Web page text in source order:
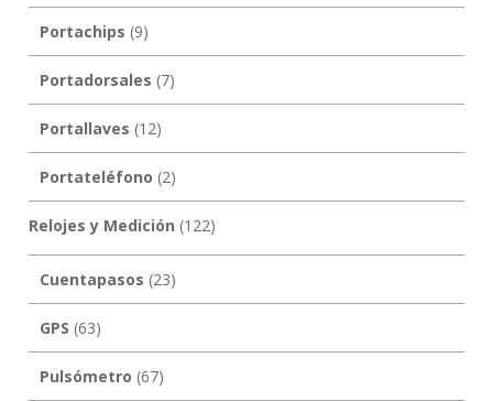
Portachips (9)
Portadorsales (7)
Portallaves (12)
Portateléfono (2)
Relojes y Medición (122)
Cuentapasos (23)
GPS (63)
Pulsómetro (67)